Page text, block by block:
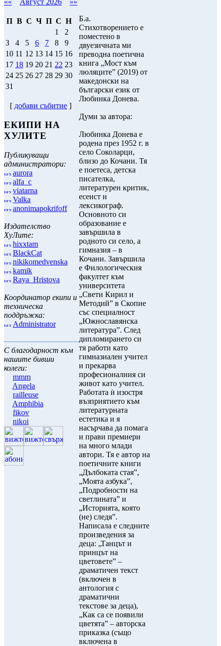
«« Август 2026 »»
П В С Ч П С Н
1
2
3
4 5 6 7 8
9
10 11 12 13 14 15 16
17 18 19 20 21 22 23
24 25 26 27 28 29 30
31
[ добави събитие ]
ЕКИПИ НА
ХУЛИТЕ
Публикуващи
администратори:
aurora
alfa_c
viatarna
Valka
anonimapokrifoff
Издателство
ХуЛите:
hixxtam
BlackCat
nikikomedvenska
kamik
Raya_Hristova
Координатор екипи и
техническа
поддръжка:
Administrator
С благодарност към
нашите бивши
колеги:
mmm
Angela
railleuse
Amphibia
fikov
nikoi
Б.а.
Стихотворението е
поместено в
двуезичната ми
преводна поетична
книга „Мост към
люляците” (2019) от
македонски на
български език от
Любинка Донева.
Думи за автора:
Любинка Донева е
родена през 1952 г. в
село Соколарци,
близо до Кочани. Тя
е поетеса, детска
писателка,
литературен критик,
есеист и
лексикограф.
Основното си
образование е
завършила в
родното си село, а
гимназия – в
Кочани. Завършила
е Филологическия
факултет към
университета
„Свети Кирил и
Методий” в Скопие
със специалност
„Южнославянска
литература”. След
дипломирането си
тя работи като
гимназиален учител
и прекарва
професионалния си
живот като учител.
Работата ѝ изостря
възприятието към
литературната
естетика и я
насърчава да помага
и прави премиери
на много млади
автори. Тя е автор на
поетичните книги
„Дълбоката стая”,
„Моята азбука”,
„Подробности на
светлината” и
„Историята, която
(не) следя”.
Написала е следните
произведения за
деца: „Танцът и
принцът на
цветовете” –
драматичен текст
(включен в
антология с
драматични
текстове за деца),
„Как са се появили
цветята” – авторска
приказка (също
включена в